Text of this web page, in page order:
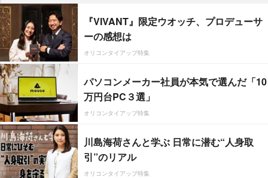
『VIVANT』限定ウオッチ、プロデューサ
ーの感想は
オリコンタイアップ特集
パソコンメーカー社員が本気で選んだ「10
万円台PC３選」
オリコンタイアップ特集
川島海荷さんと学ぶ 日常に潜む“人身取
引”のリアル
オリコンタイアップ特集